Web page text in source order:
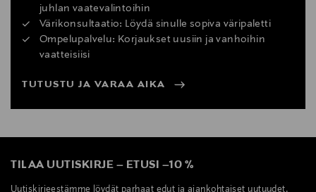
juhlan vaatevalintoihin
Värikonsultaatio: Löydä sinulle sopiva väripaletti
Ompelupalvelu: Korjaukset uusiin ja vanhoihin
vaatteisiisi
TUTUSTU JA VARAA AIKA
TILAA UUTISKIRJE – ETUSI –10 %
Uutiskirjeestämme löydät parhaat edut ja ajankohtaiset uutuudet.